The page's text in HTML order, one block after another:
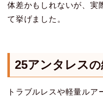
体差かもしれないが、実
て挙げました。
25アンタレス
トラブルレスや軽量ル